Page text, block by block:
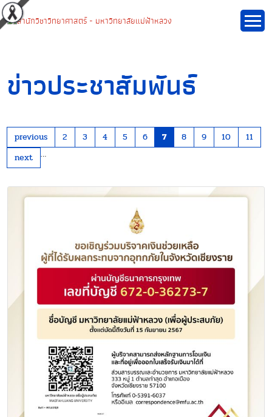
ข่าวประชาสัมพันธ์
previous 2 3 4 5 6 7 8 9 10
11
…
next